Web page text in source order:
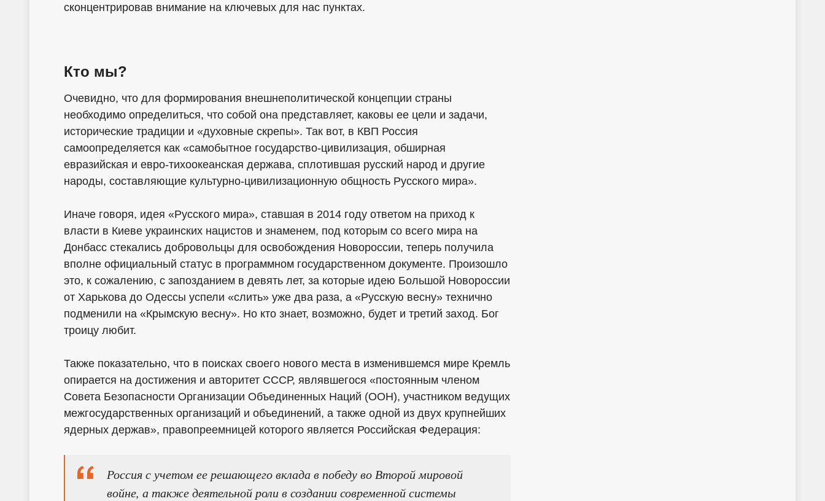
сконцентрировав внимание на ключевых для нас пунктах.
Кто мы?
Очевидно, что для формирования внешнеполитической концепции страны
необходимо определиться, что собой она представляет, каковы ее цели и задачи,
исторические традиции и «духовные скрепы». Так вот, в КВП Россия
самоопределяется как «самобытное государство-цивилизация, обширная
евразийская и евро-тихоокеанская держава, сплотившая русский народ и другие
народы, составляющие культурно-цивилизационную общность Русского мира».
Иначе говоря, идея «Русского мира», ставшая в 2014 году ответом на приход к
власти в Киеве украинских нацистов и знаменем, под которым со всего мира на
Донбасс стекались добровольцы для освобождения Новороссии, теперь получила
вполне официальный статус в программном государственном документе. Произошло
это, к сожалению, с запозданием в девять лет, за которые идею Большой Новороссии
от Харькова до Одессы успели «слить» уже два раза, а «Русскую весну» технично
подменили на «Крымскую весну». Но кто знает, возможно, будет и третий заход. Бог
троицу любит.
Также показательно, что в поисках своего нового места в изменившемся мире Кремль
опирается на достижения и авторитет СССР, являвшегося «постоянным членом
Совета Безопасности Организации Объединенных Наций (ООН), участником ведущих
межгосударственных организаций и объединений, а также одной из двух крупнейших
ядерных держав», правопреемницей которого является Российская Федерация:
Россия с учетом ее решающего вклада в победу во Второй мировой
войне, а также деятельной роли в создании современной системы